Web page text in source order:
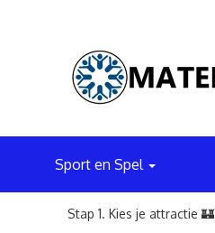
Sport en Spel
Stap 1. Kies je attractie 🏰